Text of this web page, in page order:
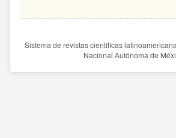
Sistema de revistas científicas
Nacional Autónoma de